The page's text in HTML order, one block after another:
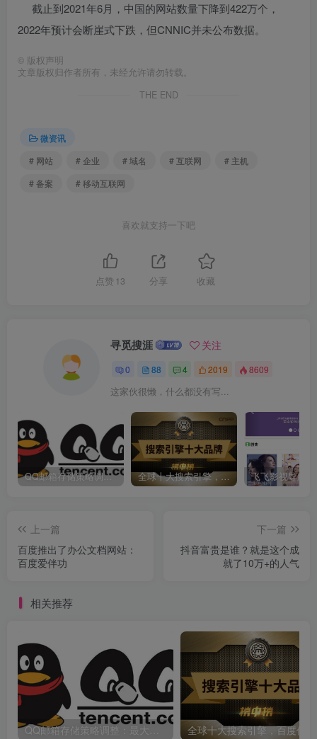
截止到2021年6月，中国的网站数量下降到422万个，
2022年预计会断崖式下跌，但CNNIC并未公布数据。
© 版权声明
文章版权归作者所有，未经允许请勿转载。
THE END
微资讯
# 网站
# 企业 # 域名 # 互联网
# 主机
# 备案
# 移动互联网
喜欢就支持一下吧
点赞 13 分享 收藏
寻觅搜涯 关注
0 88 4 2019 8609
这家伙很懒，什么都没有写...
QQ邮箱存储策略调整：最大免费容量16G 全球十大搜索引擎，百度仅排第三
上一篇
百度推出了办公文档网站：
百度爱伴功
下一篇
抖音富贵是谁？就是这个成
就了10万+的人气
相关推荐